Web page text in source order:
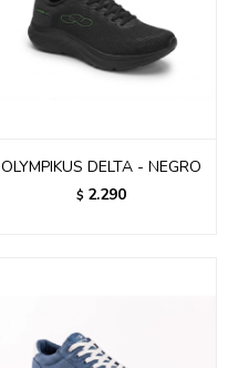
OLYMPIKUS DELTA - NEGRO
$ 2.290